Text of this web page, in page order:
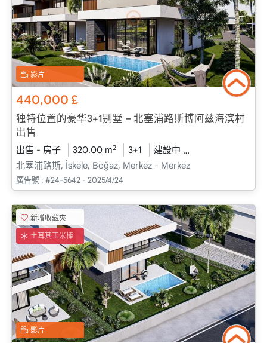
影片
440,000£
独特位置的豪华3+1别墅 – 北塞浦路斯博阿兹海滨村
出售
出售 - 房子 320.00 m2 3+1 建設中
北塞浦路斯, İskele, Boğaz, Merkez - Merkez
廣告號 : #24-5642 - 2025/4/24
新增收藏夾
土耳其玉米棒
影片